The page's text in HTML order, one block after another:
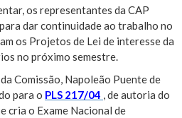
os representantes da CAP
dar continuidade ao trabalho no
os Projetos de Lei de interesse da
no próximo semestre.
Comissão, Napoleão Puente de
para o PLS 217/04 , de autoria do
cria o Exame Nacional de